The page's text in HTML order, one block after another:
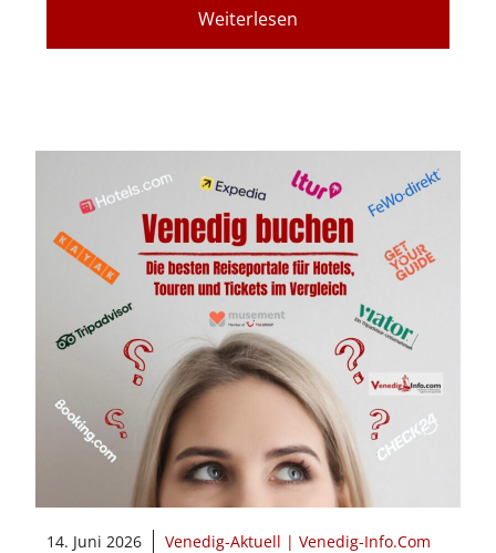
Weiterlesen
14. Juni 2026 Venedig-Aktuell | Venedig-Info.Com